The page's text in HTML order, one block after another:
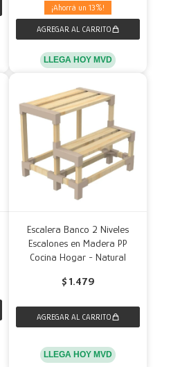
13
LLEGA HOY MVD
Escalera Banco 2 Niveles
Escalones en Madera PP
Cocina Hogar - Natural
$ 1.479
LLEGA HOY MVD